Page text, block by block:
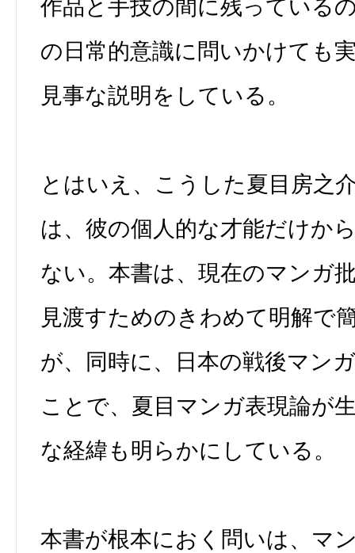
作品と手技の間に残っている
の日常的意識に問いかけても
見事な説明をしている。
とはいえ、こうした夏目房之
は、彼の個人的な才能だけか
ない。本書は、現在のマンガ
見渡すためのきわめて明解で
が、同時に、日本の戦後マン
ことで、夏目マンガ表現論が
な経緯も明らかにしている。
本書が根本におく問いは、マ